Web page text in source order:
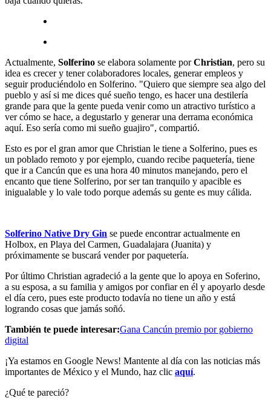
Actualmente, Solferino se elabora solamente porChristian, pero su
idea es crecer y tener colaboradores locales, generar empleos y
seguir produciéndolo en Solferino. "Quiero que siempre sea algo del
pueblo y así si me dices qué sueño tengo, es hacer una destilería
grande para que la gente pueda venir como un atractivo turístico a
ver cómo se hace, a degustarlo y generar una derrama económica
aquí. Eso sería como mi sueño guajiro", compartió.
Esto es por el gran amor que Christian le tiene a Solferino, pues es
un poblado remoto y por ejemplo, cuando recibe paquetería, tiene
que ir a Cancún que es una hora 40 minutos manejando, pero el
encanto que tiene Solferino, por ser tan tranquilo y apacible es
inigualable y lo vale todo porque además su gente es muy cálida.
Solferino Native Dry Gin se puede encontrar actualmente en
Holbox, en Playa del Carmen, Guadalajara (Juanita) y
próximamente se buscará vender por paquetería.
Por último Christian agradeció a la gente que lo apoya en Soferino,
a su esposa, a su familia y amigos por confiar en él y apoyarlo desde
el día cero, pues este producto todavía no tiene un año y está
logrando cosas que jamás soñó.
También te puede interesar:Gana Cancún premio por gobierno
digital
¡Ya estamos en Google News! Mantente al día con las noticias más
importantes de México y el Mundo, haz clic aquí.
¿Qué te pareció?